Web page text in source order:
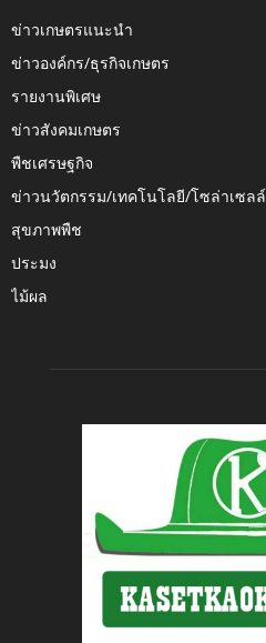
ข่าวเกษตรแนะนำ
ข่าวองค์กร/ธุรกิจเกษตร
รายงานพิเศษ
ข่าวสังคมเกษตร
พืชเศรษฐกิจ
ข่าวนวัตกรรม/เทคโนโลยี/โซล่าเซลล์
สุขภาพพืช
ประมง
ไม้ผล